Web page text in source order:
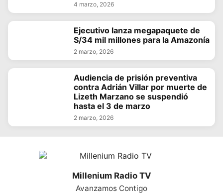
4 marzo, 2026
Ejecutivo lanza megapaquete de
S/34 mil millones para la Amazonía
2 marzo, 2026
Audiencia de prisión preventiva
contra Adrián Villar por muerte de
Lizeth Marzano se suspendió
hasta el 3 de marzo
2 marzo, 2026
Millenium Radio TV
Avanzamos Contigo